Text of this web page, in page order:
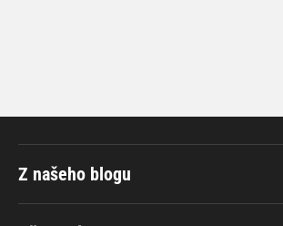
Z našeho blogu